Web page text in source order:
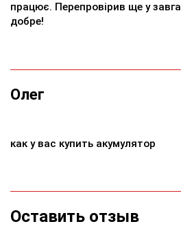
працює. Перепровірив ще у
добре!
Олег
как у вас купить акумулятор
Оставить отзыв